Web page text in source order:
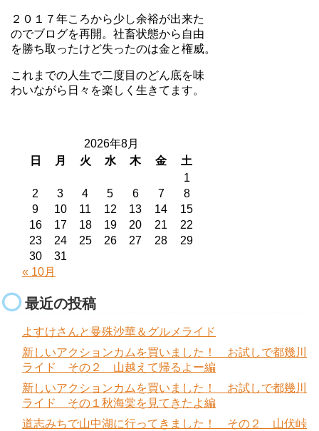
２０１７年ころから少し余裕が出来た
のでブログを再開。社畜状態から自由
を勝ち取ったけど失ったのは金と権威。
これまでの人生で二度目のどん底を味
わいながら日々を楽しく生きてます。
2026年8月
日
月 火 水 木 金
土
1
2
3 4 5 6 7
8
9
10 11 12 13 14
15
16
17 18 19 20 21
22
23
24 25 26 27 28
29
30
31
« 10月
最近の投稿
よすけさんと曼殊沙華＆グルメライド
新しいアクションカムを買いました！ お試しで都幾川
ライド その２ 山越えて帰るよー編
新しいアクションカムを買いました！ お試しで都幾川
ライド その１秋海棠を見てきたよ編
道志みちで山中湖に行ってきました！ その２ 山伏峠